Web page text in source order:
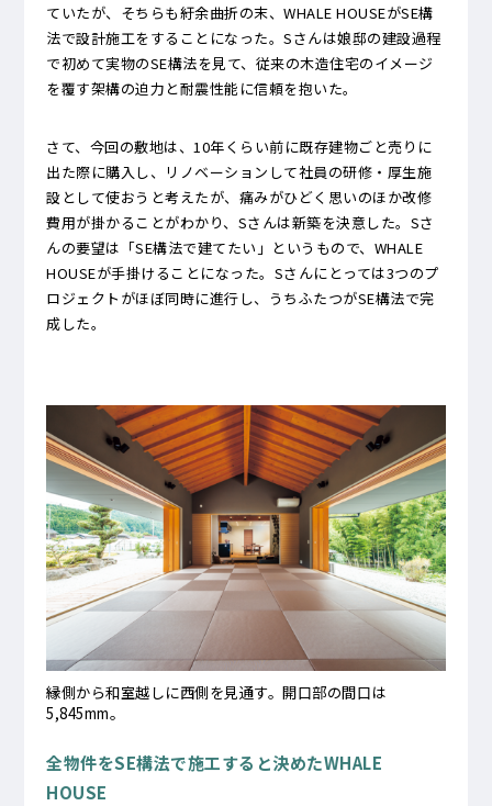
ていたが、そちらも紆余曲折の末、WHALE HOUSEがSE構
法で設計施工をすることになった。Sさんは娘邸の建設過程
で初めて実物のSE構法を見て、従来の木造住宅のイメージ
を覆す架構の迫力と耐震性能に信頼を抱いた。
さて、今回の敷地は、10年くらい前に既存建物ごと売りに
出た際に購入し、リノベーションして社員の研修・厚生施
設として使おうと考えたが、痛みがひどく思いのほか改修
費用が掛かることがわかり、Sさんは新築を決意した。Sさ
んの要望は「SE構法で建てたい」というもので、WHALE
HOUSEが手掛けることになった。Sさんにとっては3つのプ
ロジェクトがほぼ同時に進行し、うちふたつがSE構法で完
成した。
縁側から和室越しに西側を見通す。開口部の間口は
5,845mm。
全物件をSE構法で施工すると決めたWHALE
HOUSE